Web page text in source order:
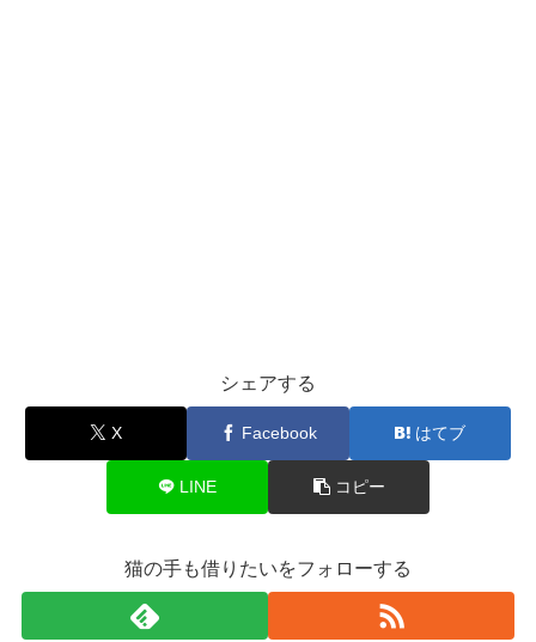
シェアする
X Facebook はてブ
LINE コピー
猫の手も借りたいをフォローする